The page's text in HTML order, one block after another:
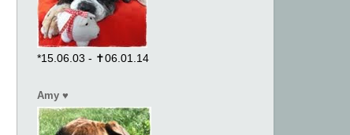
*15.06.03 - ✝06.01.14
Amy ♥